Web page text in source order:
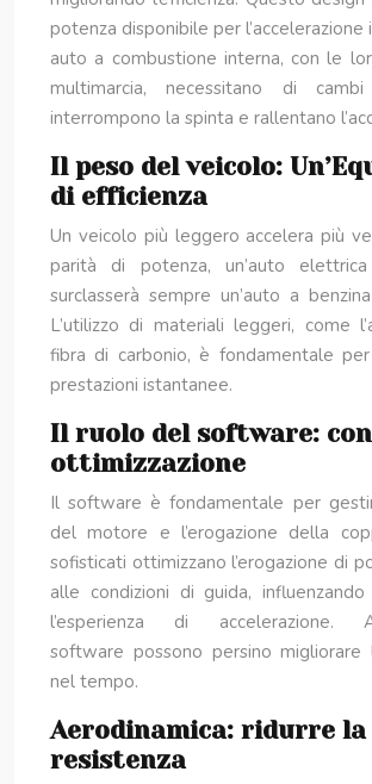
potenza disponibile per l’accelerazione
auto a combustione interna, con le
multimarcia, necessitano di
interrompono la spinta e rallentano
Il peso del veicolo:
di efficienza
Un veicolo più leggero accelera più
parità di potenza, un’auto
surclasserà sempre un’auto a
L’utilizzo di materiali leggeri, come
fibra di carbonio, è fondamentale
prestazioni istantanee.
Il ruolo del software:
ottimizzazione
Il software è fondamentale per
del motore e l’erogazione della
sofisticati ottimizzano l’erogazione di
alle condizioni di guida,
l’esperienza di accelerazione.
software possono persino migliorare
nel tempo.
Aerodinamica: ridurre la
resistenza